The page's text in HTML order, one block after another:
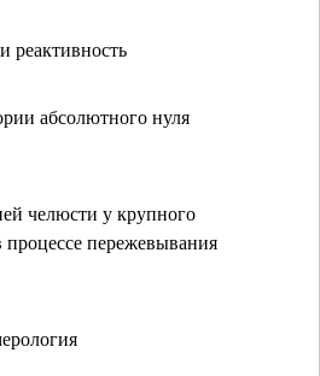
реактивность
абсолютного нуля
челюсти у крупного
процессе пережевывания